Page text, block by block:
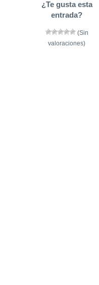
¿Te gusta esta
entrada?
(Sin
valoraciones)